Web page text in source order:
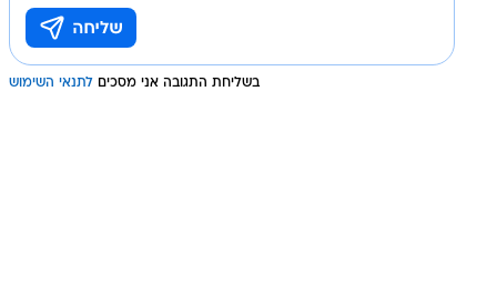
בשליחת התגובה אני מסכים לתנאי השימוש